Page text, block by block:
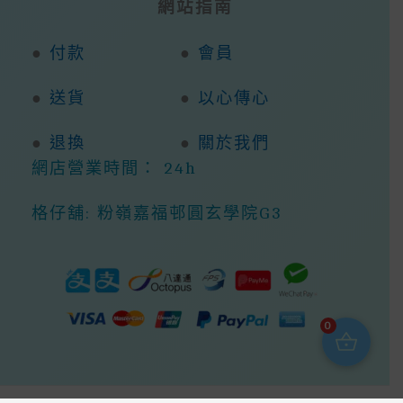
網站指南
● 付款 ● 會員
● 送貨 ● 以心傳心
● 退換 ●
關於我們
網店營業時間： 24h
格仔舖: 粉嶺嘉福邨圓玄學院G3
0